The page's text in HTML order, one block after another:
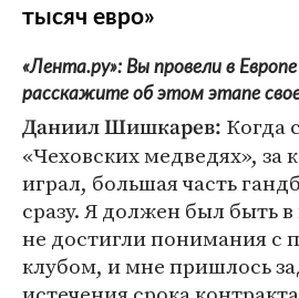
тысяч евро»
«Лента.ру»: Вы провели в
расскажите об этом этапе
Даниил Шишкарев: Когда
«Чеховских медведях», за
играл, большая часть
сразу. Я должен был быть
не достигли понимания с
клубом, и мне пришлось